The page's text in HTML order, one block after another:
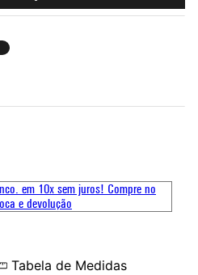
Tabela de Medidas